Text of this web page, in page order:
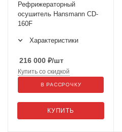
Рефрижераторный
осушитель Hansmann CD-
160F
Характеристики
216 000 ₽/шт
КУПИТЬ
Купить со скидкой
В РАССРОЧКУ